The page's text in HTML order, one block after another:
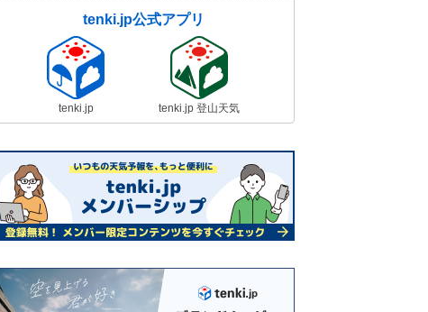
tenki.jp公式アプリ
tenki.jp tenki.jp 登山天気